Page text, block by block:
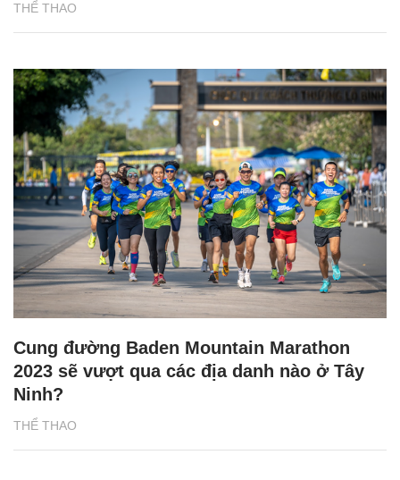
THỂ THAO
THỂ THAO
Cung đường Baden Mountain Marathon
2023 sẽ vượt qua các địa danh nào ở Tây
Ninh?